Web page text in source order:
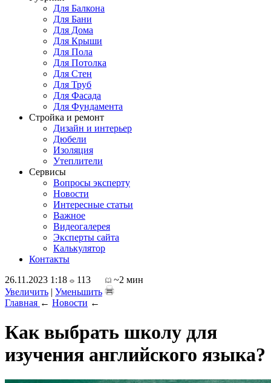
Для Балкона
Для Бани
Для Дома
Для Крыши
Для Пола
Для Потолка
Для Стен
Для Труб
Для Фасада
Для Фундамента
Стройка и ремонт
Дизайн и интерьер
Дюбели
Изоляция
Утеплители
Сервисы
Вопросы эксперту
Новости
Интересные статьи
Важное
Видеогалерея
Эксперты сайта
Калькулятор
Контакты
26.11.2023 1:18
113
~2 мин
Увеличить | Уменьшить
Главная ← Новости ←
Как выбрать школу для
изучения английского языка?